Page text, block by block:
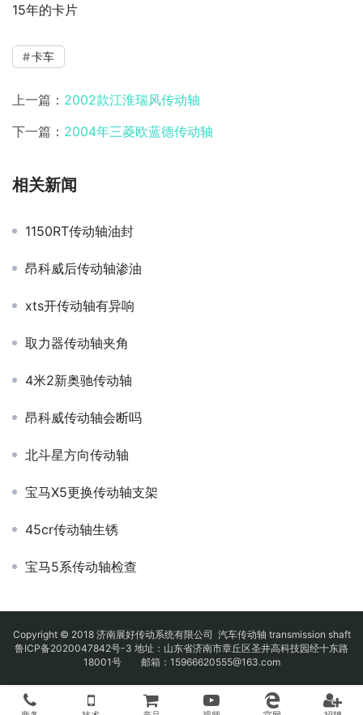
15年的卡片
卡车
上一篇： 2002款江淮瑞风传动轴
下一篇： 2004年三菱欧蓝德传动轴
相关新闻
1150RT传动轴油封
昂科威后传动轴渗油
xts开传动轴有异响
取力器传动轴夹角
4米2新奥驰传动轴
昂科威传动轴会断吗
北斗星方向传动轴
宝马X5更换传动轴支架
45cr传动轴生锈
宝马5系传动轴检查
Copyright © 2018 济南展好传动系统有限公司 汽车传动轴 transmission shaft
鲁ICP备2020047842号-3 地址：山东省济南市章丘区圣井高科技园经十东路
18001号 邮箱：15966620555@163.com